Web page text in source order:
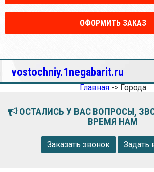
ОФОРМИТЬ ЗАКАЗ
vostochniy.1negabarit.ru
Главная-> Города
ОСТАЛИСЬ У ВАС ВОПРОСЫ,
ВРЕМЯ НАМ
Заказать звонок Задать